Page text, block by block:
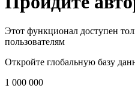
Запросить доступ
Пройдите
пользователям